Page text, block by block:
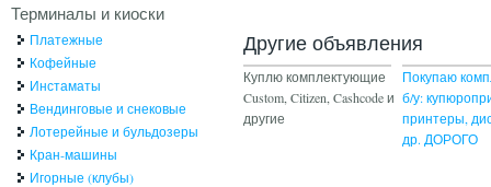
Другие объявления
Куплю комплектующие
Custom, Citizen, Cashcode и
другие
Покупаю
б/у:
принтеры,
др. ДОРОГО
Терминалы и киоски
Платежные
Кофейные
Инстаматы
Вендинговые и снековые
Лотерейные и бульдозеры
Кран-машины
Игорные (клубы)